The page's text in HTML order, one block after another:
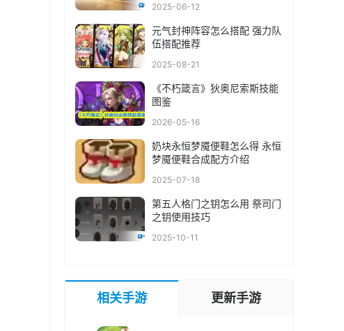
2025-06-12
元气封神阵容怎么搭配 强力队
伍搭配推荐
2025-08-21
《不朽箴言》狄奥尼索斯技能
图鉴
2026-05-16
奶块永恒梦魇便鞋怎么得 永恒
梦魇便鞋合成配方介绍
2025-07-18
第五人格门之钥怎么用 祭司门
之钥使用技巧
2025-10-11
相关手游 更新手游